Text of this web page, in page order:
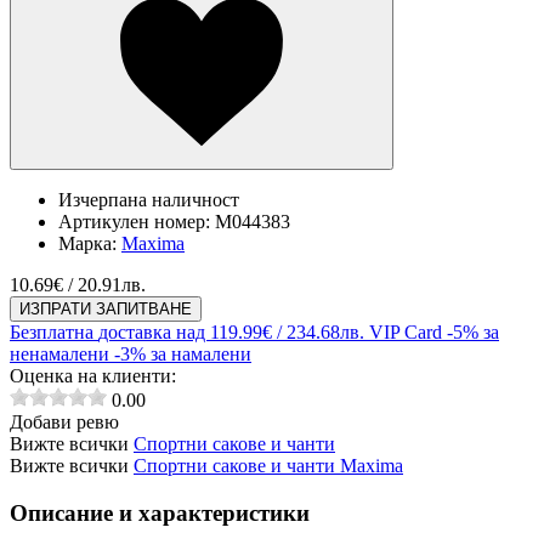
Изчерпана наличност
Артикулен номер: M044383
Марка: Maxima
10.69€ / 20.91лв.
ИЗПРАТИ ЗАПИТВАНЕ
Безплатна доставка над 119.99€ / 234.68лв. VIP Card -5% за
ненамалени -3% за намалени
Оценка на клиенти:
0.00
Добави ревю
Вижте всички Спортни сакове и чанти
Вижте всички Спортни сакове и чанти Maxima
Описание и характеристики